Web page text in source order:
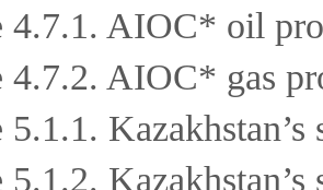
4.7.1. AIOC* oil
4.7.2. AIOC* gas
5.1.1.
5.1.2.